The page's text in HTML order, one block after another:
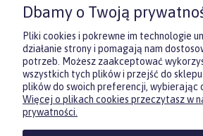
Zasubskrybuj nasz newsletter
i otrzymaj5% rabatu na
Dbamy o Twoją
Pliki cookies i pokrewne im technologie
działanie strony i pomagają nam
potrzeb. Możesz zaakceptować
wszystkich tych plików i przejść do
plików do swoich preferencji, wybierając
Więcej o plikach cookies przeczytasz w
prywatności.